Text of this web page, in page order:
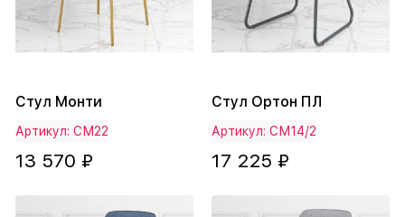
Стул Монти
Артикул: СМ22
13 570 ₽
Стул Ортон ПЛ
Артикул: СМ14/2
17 225 ₽